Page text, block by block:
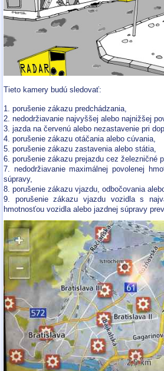
Tieto kamery budú sledovať:
1. porušenie zákazu predchádzania,
2. nedodržiavanie najvyššej alebo najnižšej
3. jazda na červenú alebo nezastavenie pri
4. porušenie zákazu otáčania alebo cúvania,
5. porušenie zákazu zastavenia alebo státia,
6. porušenie zákazu prejazdu cez železničné
7. nedodržiavanie maximálnej povolenej
súpravy,
8. porušenie zákazu vjazdu, odbočovania
9. porušenie zákazu vjazdu vozidla s
hmotnosťou vozidla alebo jazdnej súpravy